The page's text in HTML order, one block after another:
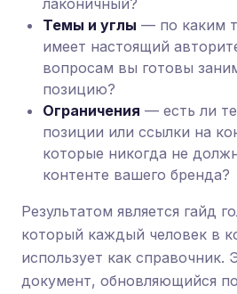
лаконичный?
Темы и углы — по каким
имеет настоящий
вопросам вы готовы
позицию?
Ограничения — есть ли
позиции или ссылки на
которые никогда не
контенте вашего бренда?
Результатом является гайд
который каждый человек в
использует как справочник.
документ, обновляющийся